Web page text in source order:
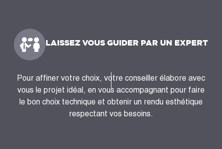
LAISSEZ VOUS GUIDER PAR UN EXPERT
Pour affiner votre choix, votre conseiller élabore avec
vous le projet idéal, en vous accompagnant pour faire
le bon choix technique et obtenir un rendu esthétique
respectant vos besoins.